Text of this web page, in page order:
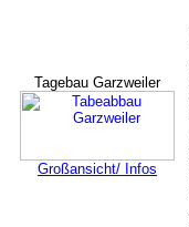
Tagebau Garzweiler
Großansicht/ Infos